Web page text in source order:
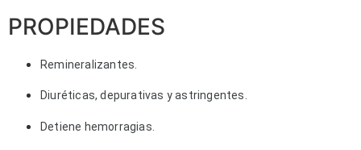
PROPIEDADES
Remineralizantes.
Diuréticas, depurativas y astringentes.
Detiene hemorragias.